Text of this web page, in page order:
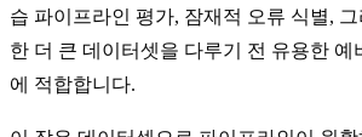
습 파이프라인 평가, 잠재적 오류 식별, 그
한 더 큰 데이터셋을 다루기 전 유용한 예
에 적합합니다.